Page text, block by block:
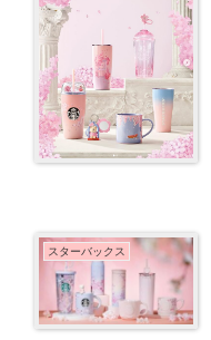
スターバックス